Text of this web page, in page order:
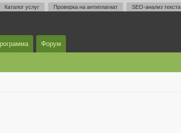
Каталог услуг Проверка на антиплагиат SEO-анализ текста
Форум